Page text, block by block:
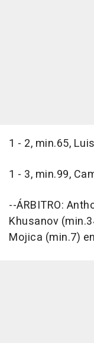
1 - 2, min.65,
1 - 3, min.99,
--ÁRBITRO:
Khusanov
Mojica (min.7)